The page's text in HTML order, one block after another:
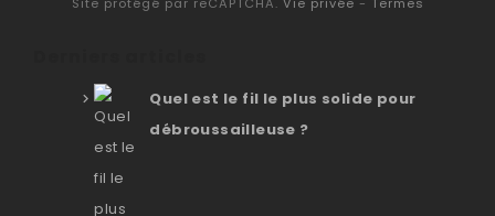
Quel est le fil le plus solide pour
débroussailleuse ?